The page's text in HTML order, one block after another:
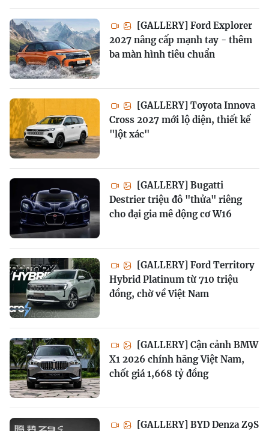
[GALLERY] Ford Explorer
2027 nâng cấp mạnh tay - thêm
ba màn hình tiêu chuẩn
[GALLERY] Toyota Innova
Cross 2027 mới lộ diện, thiết kế
"lột xác"
[GALLERY] Bugatti
Destrier triệu đô "thửa" riêng
cho đại gia mê động cơ W16
[GALLERY] Ford Territory
Hybrid Platinum từ 710 triệu
đồng, chờ về Việt Nam
[GALLERY] Cận cảnh BMW
X1 2026 chính hãng Việt Nam,
chốt giá 1,668 tỷ đồng
[GALLERY] BYD Denza Z9S